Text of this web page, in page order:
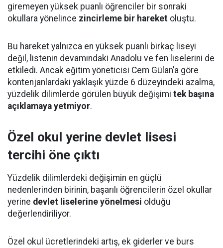
giremeyen yüksek puanlı öğrenciler bir sonraki
okullara yönelince zincirleme bir hareket oluştu.
Bu hareket yalnızca en yüksek puanlı birkaç liseyi
değil, listenin devamındaki Anadolu ve fen liselerini de
etkiledi. Ancak eğitim yöneticisi Cem Gülan’a göre
kontenjanlardaki yaklaşık yüzde 6 düzeyindeki azalma,
yüzdelik dilimlerde görülen büyük değişimi tek başına
açıklamaya yetmiyor.
Özel okul yerine devlet lisesi
tercihi öne çıktı
Yüzdelik dilimlerdeki değişimin en güçlü
nedenlerinden birinin, başarılı öğrencilerin özel okullar
yerine devlet liselerine yönelmesi olduğu
değerlendiriliyor.
Özel okul ücretlerindeki artış, ek giderler ve burs